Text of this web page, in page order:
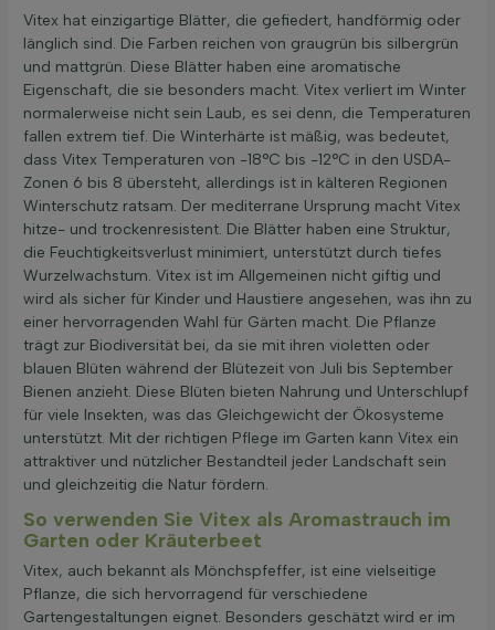
Vitex hat einzigartige Blätter, die gefiedert, handförmig oder
länglich sind. Die Farben reichen von graugrün bis silbergrün
und mattgrün. Diese Blätter haben eine aromatische
Eigenschaft, die sie besonders macht. Vitex verliert im Winter
normalerweise nicht sein Laub, es sei denn, die Temperaturen
fallen extrem tief. Die Winterhärte ist mäßig, was bedeutet,
dass Vitex Temperaturen von -18°C bis -12°C in den USDA-
Zonen 6 bis 8 übersteht, allerdings ist in kälteren Regionen
Winterschutz ratsam. Der mediterrane Ursprung macht Vitex
hitze- und trockenresistent. Die Blätter haben eine Struktur,
die Feuchtigkeitsverlust minimiert, unterstützt durch tiefes
Wurzelwachstum. Vitex ist im Allgemeinen nicht giftig und
wird als sicher für Kinder und Haustiere angesehen, was ihn zu
einer hervorragenden Wahl für Gärten macht. Die Pflanze
trägt zur Biodiversität bei, da sie mit ihren violetten oder
blauen Blüten während der Blütezeit von Juli bis September
Bienen anzieht. Diese Blüten bieten Nahrung und Unterschlupf
für viele Insekten, was das Gleichgewicht der Ökosysteme
unterstützt. Mit der richtigen Pflege im Garten kann Vitex ein
attraktiver und nützlicher Bestandteil jeder Landschaft sein
und gleichzeitig die Natur fördern.
So verwenden Sie Vitex als Aromastrauch im
Garten oder Kräuterbeet
Vitex, auch bekannt als Mönchspfeffer, ist eine vielseitige
Pflanze, die sich hervorragend für verschiedene
Gartengestaltungen eignet. Besonders geschätzt wird er im